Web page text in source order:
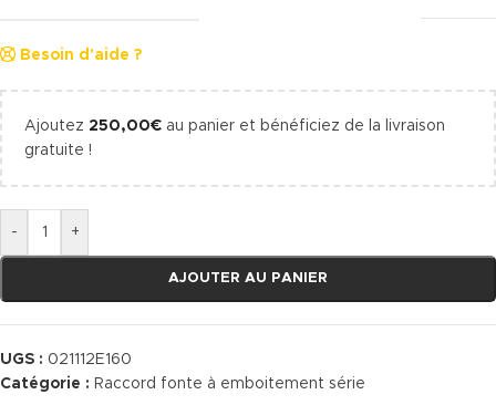
Besoin d'aide ?
Ajoutez 250,00€ au panier et bénéficiez de la livraison
gratuite !
- +
AJOUTER AU PANIER
UGS : 021112E160
Catégorie : Raccord fonte à emboitement série